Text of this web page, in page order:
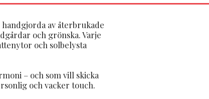
av återbrukade
och grönska. Varje
och solbelysta
– och som vill skicka
och vacker touch.